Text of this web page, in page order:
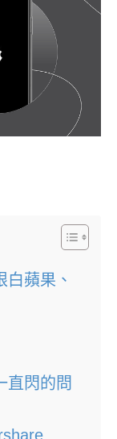
蘋果、
直閃的問